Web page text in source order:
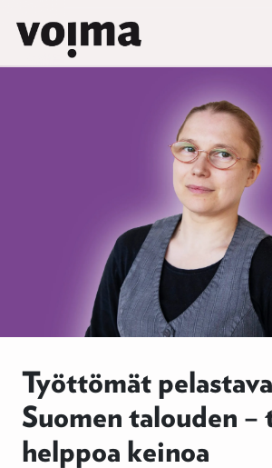
Siirry sisältöön
Päävalikko
Työttömät
Suomen talouden –
helppoa keinoa